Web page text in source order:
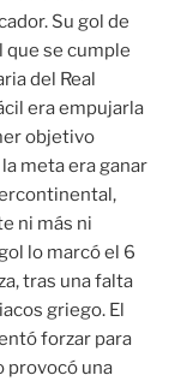
Su gol de
que se cumple
del Real
era empujarla
objetivo
meta era ganar
ni más ni
lo marcó el 6
tras una falta
griego. El
forzar para
provocó una